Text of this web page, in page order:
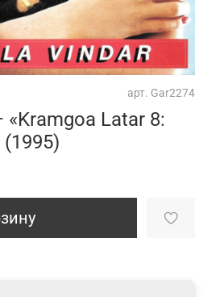
арт. Gar2274
«Kramgoa Latar 8: